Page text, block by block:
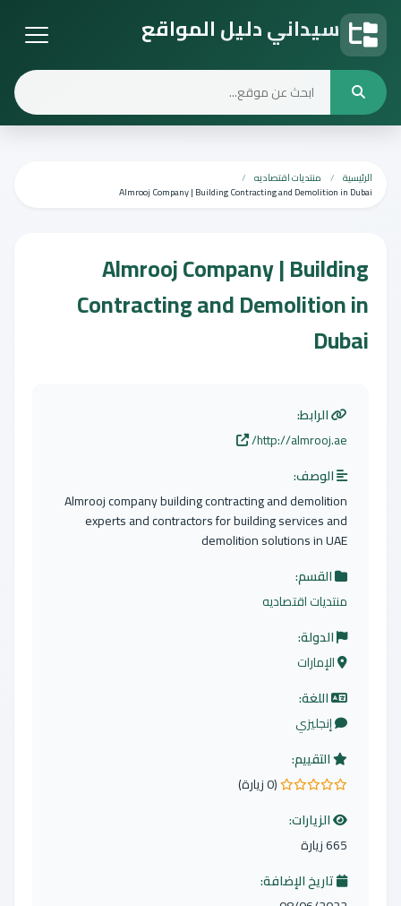
سيداني دليل المواقع
الرئيسية
منتديات اقتصاديه
Almrooj Company | Building Contracting and Demolition in Dubai
Almrooj Company | Building
Contracting and Demolition in
Dubai
الرابط:
http://almrooj.ae/
الوصف:
Almrooj company building contracting and demolition
experts and contractors for building services and
demolition solutions in UAE
القسم:
منتديات اقتصاديه
الدولة:
الإمارات
اللغة:
إنجليزي
التقييم:
0.0 من 5 نجوم
(0 زيارة)
الزيارات:
665 زيارة
تاريخ الإضافة: